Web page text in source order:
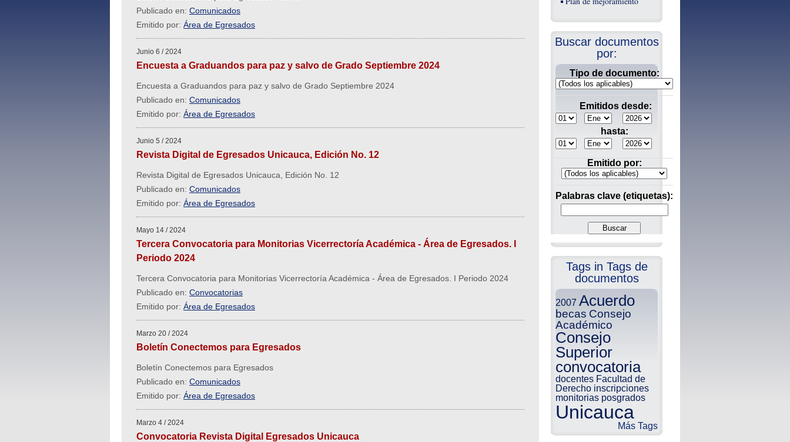
Publicado en: Comunicados
Emitido por: Área de Egresados
Junio 6 / 2024
Encuesta a Graduandos para paz y salvo de Grado Septiembre 2024
Encuesta a Graduandos para paz y salvo de Grado Septiembre 2024
Publicado en: Comunicados
Emitido por: Área de Egresados
Junio 5 / 2024
Revista Digital de Egresados Unicauca, Edición No. 12
Revista Digital de Egresados Unicauca, Edición No. 12
Publicado en: Comunicados
Emitido por: Área de Egresados
Mayo 14 / 2024
Tercera Convocatoria para Monitorias Vicerrectoría Académica - Área de Egresados. I
Periodo 2024
Tercera Convocatoria para Monitorias Vicerrectoría Académica - Área de Egresados. I Periodo 2024
Publicado en: Convocatorias
Emitido por: Área de Egresados
Marzo 20 / 2024
Boletín Conectemos para Egresados
Boletín Conectemos para Egresados
Publicado en: Comunicados
Emitido por: Área de Egresados
Marzo 4 / 2024
Convocatoria Revista Digital Egresados Unicauca
Plan de mejoramiento
Buscar documentos
por:
Tipo de documento:
Emitidos desde:
hasta:
Emitido por:
Palabras clave (etiquetas):
Tags in Tags de
documentos
2007 Acuerdo
becas Consejo
Académico
Consejo
Superior
convocatoria
docentes Facultad de
Derecho inscripciones
monitorias posgrados
Unicauca
Más Tags